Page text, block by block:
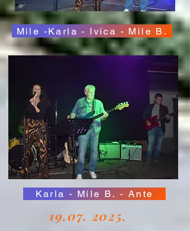
Mile -Karla - Ivica - Mile B.
Karla - Mile B. - Ante
19.07. 2025.